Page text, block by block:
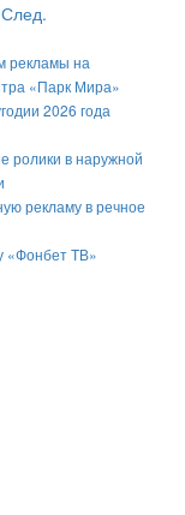
След.
рекламы на
«Парк Мира»
2026 года
ролики в наружной
рекламу в речное
«Фонбет ТВ»